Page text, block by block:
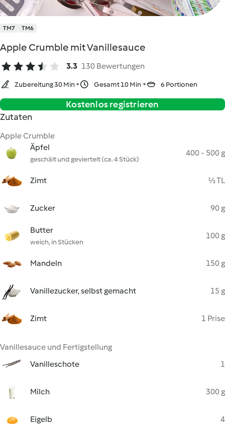
TM7 TM6
Apple Crumble mit Vanillesauce
3.3 130 Bewertungen
Zubereitung 30 Min Gesamt 10 Min 6 Portionen
Kostenlos registrieren
Zutaten
Apple Crumble
Äpfel
geschält und geviertelt (ca. 4 Stück)
400 - 500 g
Zimt ½ TL
Zucker 90 g
Butter
weich, in Stücken
100 g
Mandeln 150 g
Vanillezucker, selbst gemacht 15 g
Zimt 1 Prise
Vanillesauce und Fertigstellung
Vanilleschote
1
Milch 300 g
Eigelb 4